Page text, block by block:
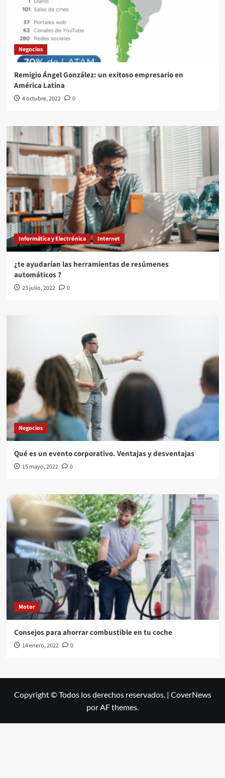
Negocios
Remigio Ángel González: un exitoso empresario en
América Latina
4 octubre, 2022 0
Informática y Electrónica Internet
¿te ayudarían las herramientas de resúmenes
automáticos ?
23 julio, 2022 0
Negocios
Qué es un evento corporativo. Ventajas y desventajas
15 mayo, 2022 0
Motor
Consejos para ahorrar combustible en tu coche
14 enero, 2022 0
Copyright © Todos los derechos reservados. | CoverNews
por AF themes.